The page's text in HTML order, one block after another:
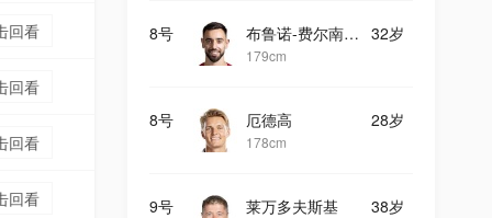
回看
回看
回看
回看
8号 32岁
布鲁诺-费尔南德斯
179cm
8号 28岁
厄德高
178cm
9号 38岁
莱万多夫斯基